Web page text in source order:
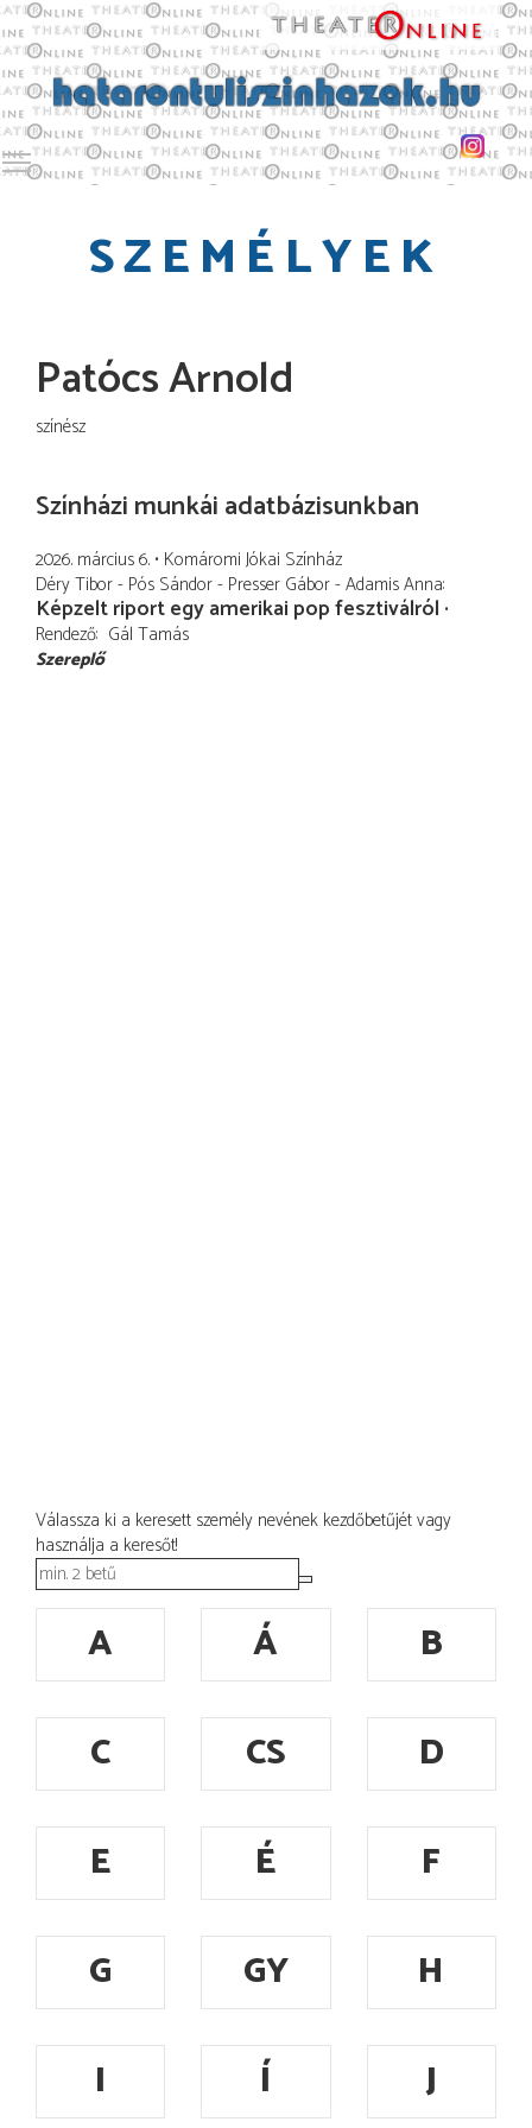
Toggle main menu visibility
SZEMÉLYEK
Patócs Arnold
színész
Színházi munkái adatbázisunkban
2026. március 6. Komáromi Jókai Színház
Déry Tibor - Pós Sándor - Presser Gábor - Adamis Anna
Képzelt riport egy amerikai pop fesztiválról
Rendező Gál Tamás
Szereplő
Válassza ki a keresett személy nevének kezdőbetűjét vagy
használja a keresőt!
A Á
B
C
CS
D
E
É
F
G
GY
H
I
Í J